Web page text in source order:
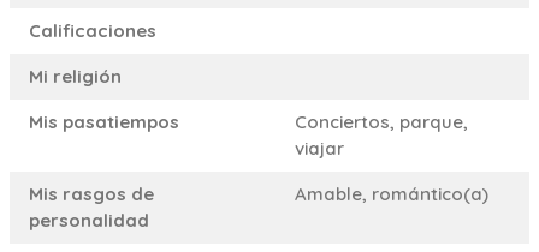
Calificaciones
Mi religión
Mis pasatiempos
Conciertos, parque,
viajar
Mis rasgos de
personalidad
Amable, romántico(a)